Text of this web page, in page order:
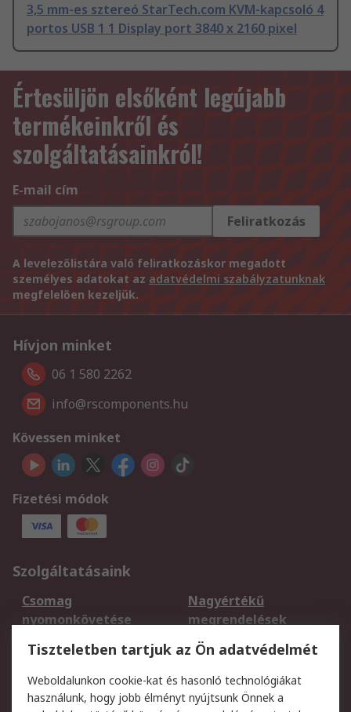
3,5 mm-es sztereó StarTech.com KVM-kapcsoló 4
portos USB 1 1 Display port 3840 x 2160 pixel
Értesüljön elsőként legújabb
termékeinkről és
szolgáltatásainkról!
E-mail cím
Feliratkozás
A levelezőlistára való feliratkozáskor megadott
személyes adatokat az adatvédelmi szabályzatunknak
megfelelően kezeljük.
Hívjon minket
06 1 580 2262
info@rscomponents.hu
Kövessen minket
Fizetési módok
Szolgáltatásaink
Csomag
nyomonkövetése
Nagyértékű
megrendelések
Regisztráció
Szállítás
Termékvisszaküldés
Szolgáltatások
Tiszteletben tartjuk az Ön adatvédelmét
Weboldalunkon cookie-kat és hasonló technológiákat
használunk, hogy jobb élményt nyújtsunk Önnek a